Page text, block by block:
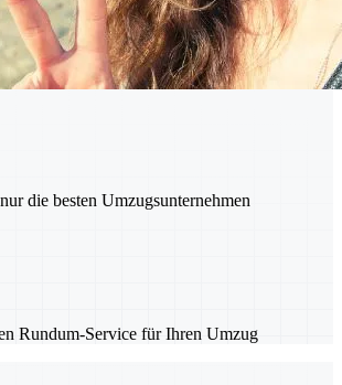
die besten Umzugsunternehmen
Rundum-Service für Ihren Umzug